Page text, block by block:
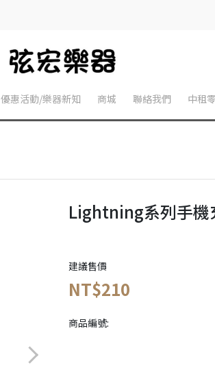
優惠活動/樂器新知 商城 聯絡我們 中租
Lightning系列手機
建議售價
NT$210
商品編號: